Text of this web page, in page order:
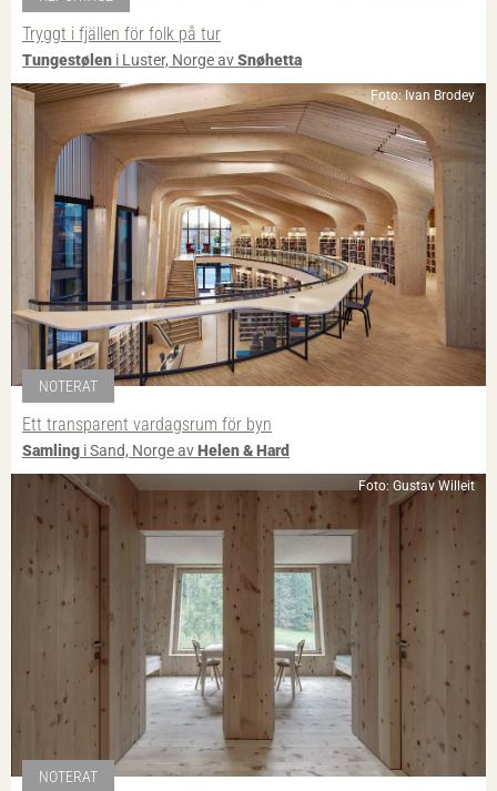
Tryggt i fjällen för folk på tur
Tungestølen i Luster, Norge avSnøhetta
Foto: Ivan Brodey
NOTERAT
Ett transparent vardagsrum för byn
Samling i Sand, Norge avHelen & Hard
Foto: Gustav Willeit
NOTERAT